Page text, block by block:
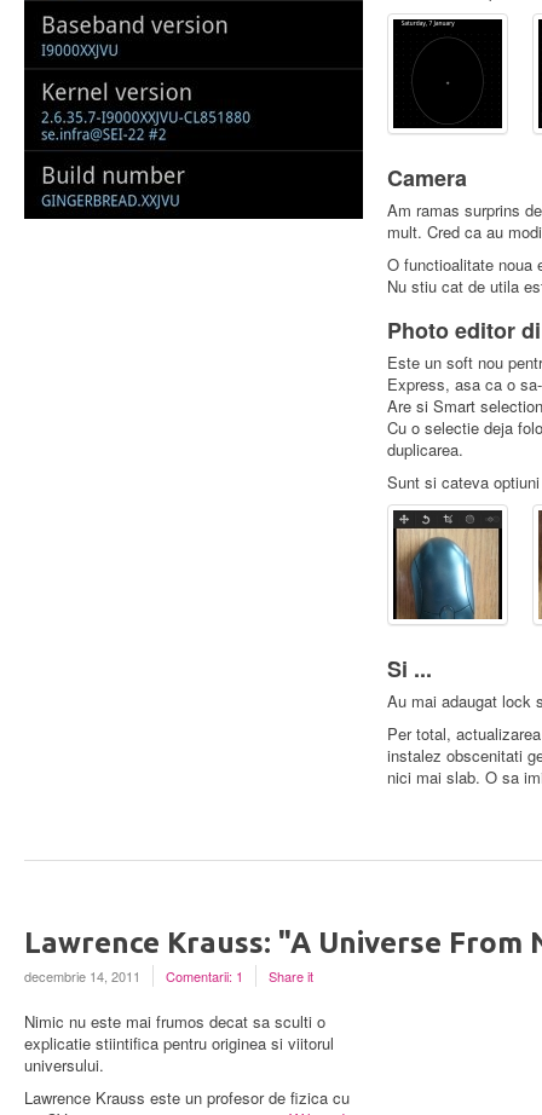
Camera
Am ramas surprins
mult. Cred ca au
O functioalitate noua
Nu stiu cat de utila
Photo editor
Este un soft nou
Express, asa ca o
Are si Smart
Cu o selectie deja
duplicarea.
Sunt si cateva
Si ...
Au mai adaugat lock
Per total,
instalez obscenitati
nici mai slab. O sa
Lawrence Krauss: "A Universe From
decembrie 14, 2011 Comentarii: 1 Share it
Nimic nu este mai frumos decat sa sculti o
explicatie stiintifica pentru originea si viitorul
universului.
Lawrence Krauss este un profesor de fizica cu